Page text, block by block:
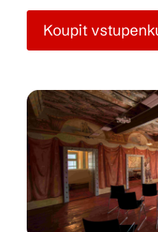
Suvenýry
Kam vyrazit
CS
Koupit